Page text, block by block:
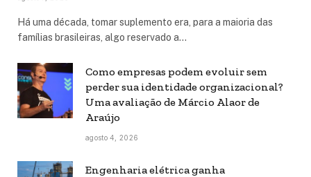
Há uma década, tomar suplemento era, para a maioria das
famílias brasileiras, algo reservado a…
Como empresas podem evoluir sem
perder sua identidade organizacional?
Uma avaliação de Márcio Alaor de
Araújo
agosto 4, 2026
Engenharia elétrica ganha